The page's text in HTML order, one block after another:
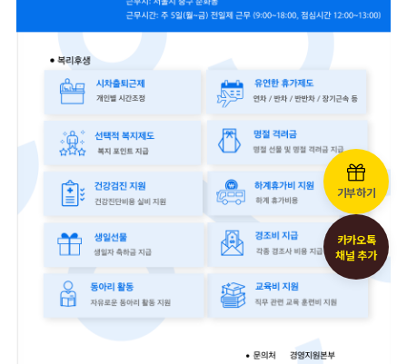
기부하기
카카오톡
채널 추가